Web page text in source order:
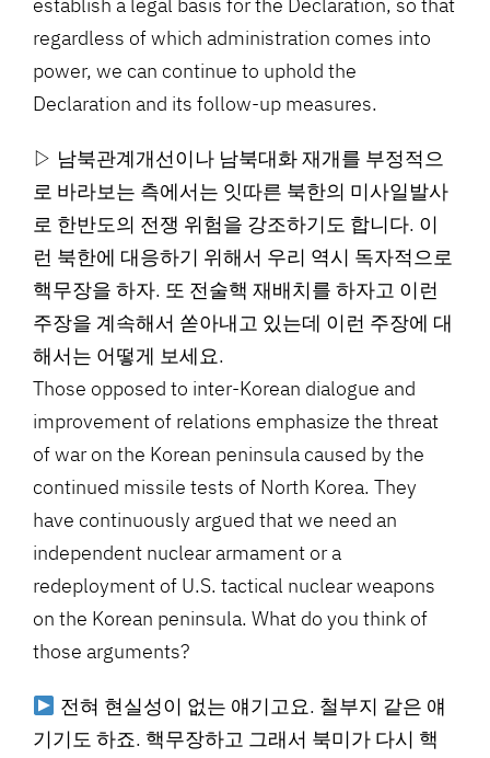
establish a legal basis for the Declaration, so that
regardless of which administration comes into
power, we can continue to uphold the
Declaration and its follow-up measures.
▷ 남북관계개선이나 남북대화 재개를 부정적으
로 바라보는 측에서는 잇따른 북한의 미사일발사
로 한반도의 전쟁 위험을 강조하기도 합니다. 이
런 북한에 대응하기 위해서 우리 역시 독자적으로
핵무장을 하자. 또 전술핵 재배치를 하자고 이런
주장을 계속해서 쏟아내고 있는데 이런 주장에 대
해서는 어떻게 보세요.
Those opposed to inter-Korean dialogue and
improvement of relations emphasize the threat
of war on the Korean peninsula caused by the
continued missile tests of North Korea. They
have continuously argued that we need an
independent nuclear armament or a
redeployment of U.S. tactical nuclear weapons
on the Korean peninsula. What do you think of
those arguments?
전혀 현실성이 없는 얘기고요. 철부지 같은 얘
기기도 하죠. 핵무장하고 그래서 북미가 다시 핵